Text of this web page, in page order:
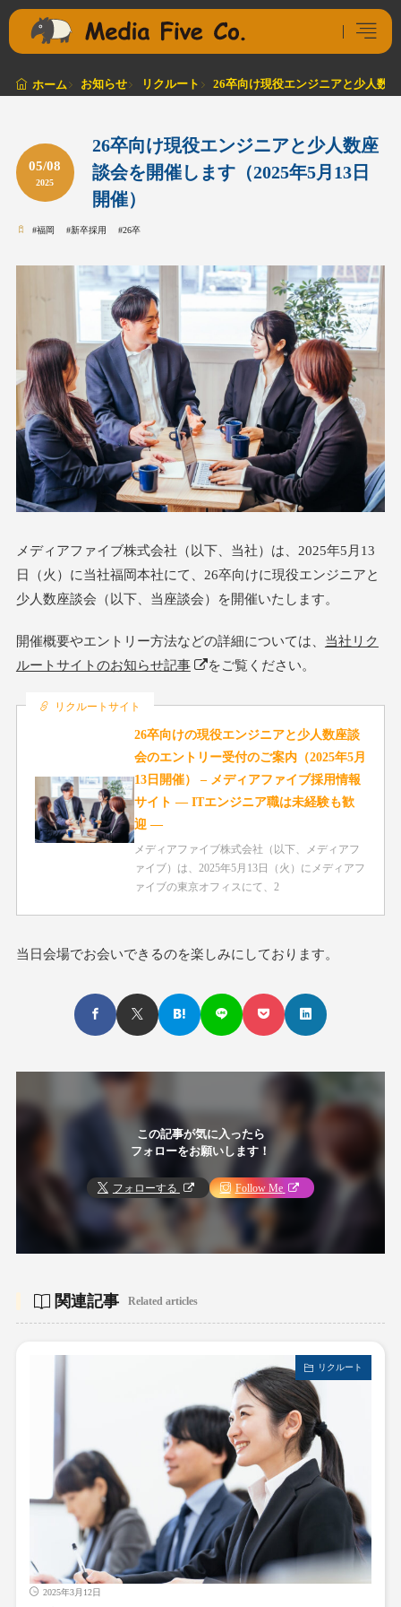
ホーム お知らせ リクルート 26卒向け現役エンジニアと少人数
05/08
2025
26卒向け現役エンジニアと少人数座
談会を開催します（2025年5月13日
開催）
#福岡 #新卒採用 #26卒
メディアファイブ株式会社（以下、当社）は、2025年5月13
日（火）に当社福岡本社にて、26卒向けに現役エンジニアと
少人数座談会（以下、当座談会）を開催いたします。
開催概要やエントリー方法などの詳細については、 当社リク
ルートサイトのお知らせ記事
をご覧ください。
リクルートサイト
26卒向けの現役エンジニアと少人数座談
会のエントリー受付のご案内（2025年5月
13日開催） – メディアファイブ採用情報
サイト ― ITエンジニア職は未経験も歓
迎 ―
メディアファイブ株式会社（以下、メディアフ
ァイブ）は、2025年5月13日（火）にメディアフ
ァイブの東京オフィスにて、2
当日会場でお会いできるのを楽しみにしております。
この記事が気に入ったら
フォローをお願いします！
フォローする Follow Me
関連記事 Related articles
リクルート
2025年3月12日